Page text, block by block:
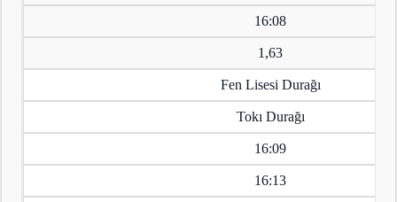
16:08
1,63
Fen Lisesi Durağı
Tokı Durağı
16:09
16:13